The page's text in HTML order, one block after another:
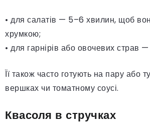
• для салатів — 5–6 хвилин, щоб
хрумкою;
• для гарнірів або овочевих страв
Її також часто готують на пару або
вершках чи томатному соусі.
Квасоля в стручках